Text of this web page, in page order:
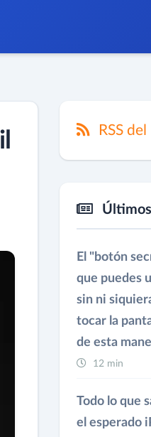
RSS
El "botón
que puedes
sin ni
tocar la
de esta
12 min
Todo lo que
el esperado